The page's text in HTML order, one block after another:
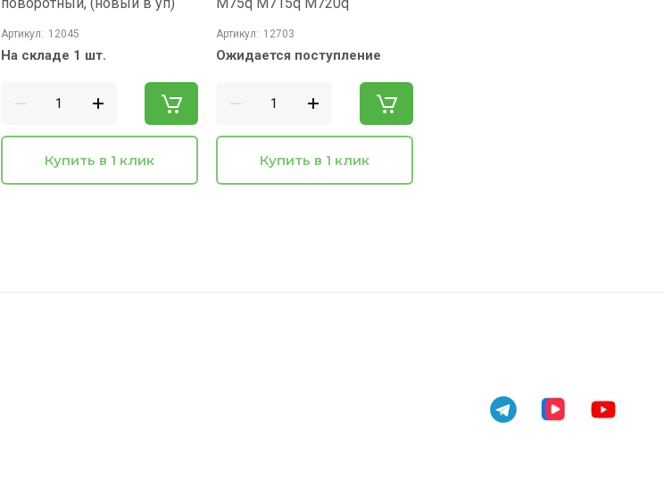
Артикул: 12045
На складе 1 шт.
Купить в 1 клик
Артикул: 12703
Ожидается поступление
Купить в 1 клик